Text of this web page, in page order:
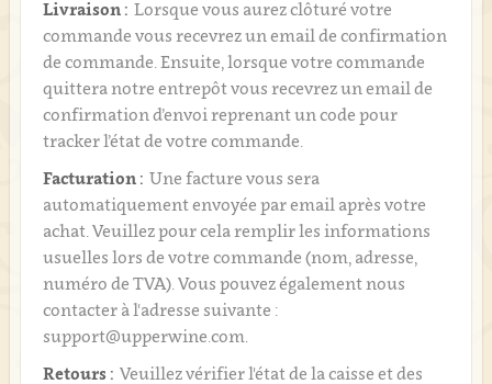
Livraison : Lorsque vous aurez clôturé votre
commande vous recevrez un email de confirmation
de commande. Ensuite, lorsque votre commande
quittera notre entrepôt vous recevrez un email de
confirmation d’envoi reprenant un code pour
tracker l’état de votre commande.
Facturation : Une facture vous sera
automatiquement envoyée par email après votre
achat. Veuillez pour cela remplir les informations
usuelles lors de votre commande (nom, adresse,
numéro de TVA). Vous pouvez également nous
contacter à l'adresse suivante :
support@upperwine.com.
Retours : Veuillez vérifier l'état de la caisse et des